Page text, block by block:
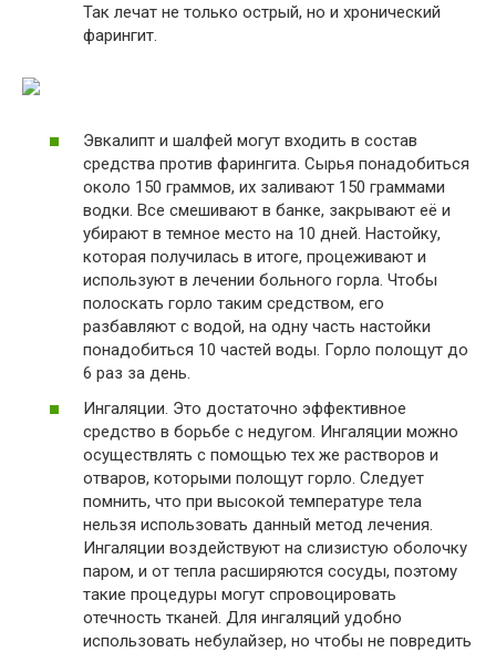
Так лечат не только острый, но и хронический
фарингит.
Эвкалипт и шалфей могут входить в состав
средства против фарингита. Сырья понадобиться
около 150 граммов, их заливают 150 граммами
водки. Все смешивают в банке, закрывают её и
убирают в темное место на 10 дней. Настойку,
которая получилась в итоге, процеживают и
используют в лечении больного горла. Чтобы
полоскать горло таким средством, его
разбавляют с водой, на одну часть настойки
понадобиться 10 частей воды. Горло полощут до
6 раз за день.
Ингаляции. Это достаточно эффективное
средство в борьбе с недугом. Ингаляции можно
осуществлять с помощью тех же растворов и
отваров, которыми полощут горло. Следует
помнить, что при высокой температуре тела
нельзя использовать данный метод лечения.
Ингаляции воздействуют на слизистую оболочку
паром, и от тепла расширяются сосуды, поэтому
такие процедуры могут спровоцировать
отечность тканей. Для ингаляций удобно
использовать небулайзер, но чтобы не повредить